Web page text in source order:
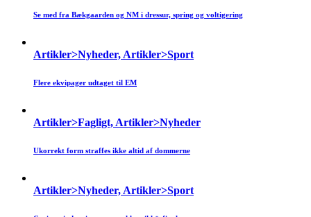
Se med fra Bækgaarden og NM i dressur, spring og voltigering
Artikler>Nyheder, Artikler>Sport
Flere ekvipager udtaget til EM
Artikler>Fagligt, Artikler>Nyheder
Ukorrekt form straffes ikke altid af dommerne
Artikler>Nyheder, Artikler>Sport